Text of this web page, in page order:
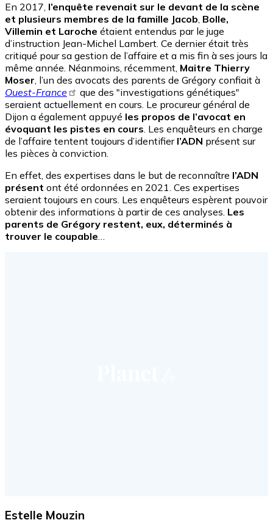
En 2017, l’enquête revenait sur le devant de la scène
et plusieurs membres de la famille Jacob, Bolle,
Villemin et Laroche étaient entendus par le juge
d’instruction Jean-Michel Lambert. Ce dernier était très
critiqué pour sa gestion de l’affaire et a mis fin à ses jours la
même année. Néanmoins, récemment, Maitre Thierry
Moser, l’un des avocats des parents de Grégory confiait à
Ouest-France
que des "investigations génétiques"
seraient actuellement en cours. Le procureur général de
Dijon a également appuyé les propos de l’avocat en
évoquant les pistes en cours. Les enquêteurs en charge
de l’affaire tentent toujours d’identifier l’ADN présent sur
les pièces à conviction.
En effet, des expertises dans le but de reconnaître l’ADN
présent ont été ordonnées en 2021. Ces expertises
seraient toujours en cours. Les enquêteurs espèrent pouvoir
obtenir des informations à partir de ces analyses. Les
parents de Grégory restent, eux, déterminés à
trouver le coupable…
Estelle Mouzin